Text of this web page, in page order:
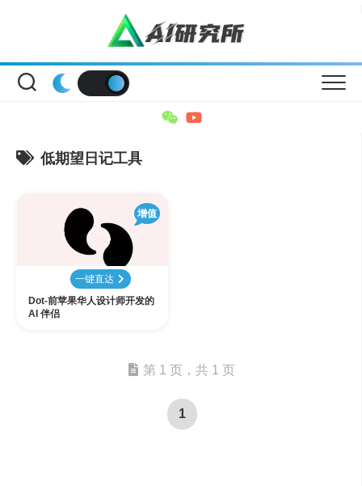
低期望日记工具
增值
一键直达
Dot-前苹果华人设计师开发的
AI 伴侣
第 1 页，共 1 页
1